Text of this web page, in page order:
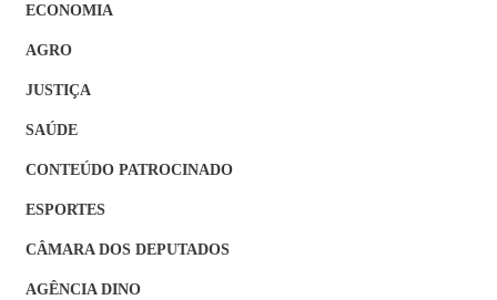
ECONOMIA
AGRO
JUSTIÇA
SAÚDE
CONTEÚDO PATROCINADO
ESPORTES
CÂMARA DOS DEPUTADOS
AGÊNCIA DINO